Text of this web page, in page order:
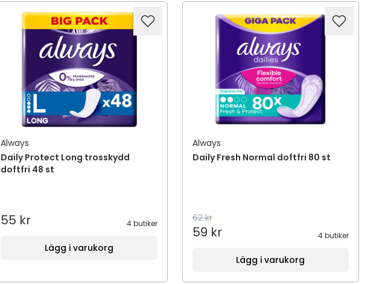
Always
Daily Protect Long trosskydd
doftfri 48 st
55 kr 4 butiker
Lägg i varukorg
Always
Daily Fresh Normal doftfri 80 st
62 kr
59 kr 4 butiker
Lägg i varukorg